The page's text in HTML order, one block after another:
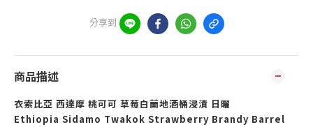
分享到
商品描述
衣索比亞 西達摩 桃可可 草莓白蘭地酒桶浸漬 日曬
Ethiopia Sidamo Twakok Strawberry Brandy Barrel